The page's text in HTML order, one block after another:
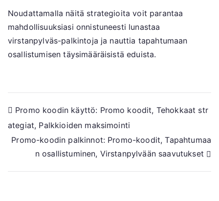
Noudattamalla näitä strategioita voit parantaa
mahdollisuuksiasi onnistuneesti lunastaa
virstanpylväs-palkintoja ja nauttia tapahtumaan
osallistumisen täysimääräisistä eduista.
Post
navigation
Promo koodin käyttö: Promo koodit, Tehokkaat str
ategiat, Palkkioiden maksimointi
Promo-koodin palkinnot: Promo-koodit, Tapahtumaa
n osallistuminen, Virstanpylvään saavutukset